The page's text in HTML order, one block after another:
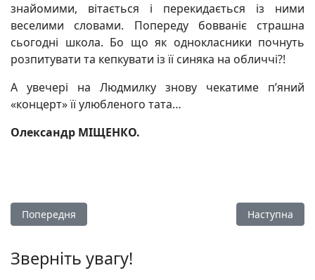
знайомими, вітається і перекидається із ними
веселими словами. Попереду бовваніє страшна
сьогодні школа. Бо що як однокласники почнуть
розпитувати та кепкувати із її синяка на обличчі?!
А увечері на Людмилку знову чекатиме п’яний
«концерт» її улюбленого тата…
Олександр МІЩЕНКО.
Попередня стаття: Баба Палажка
Попередня Наступна
Наступна
Зверніть увагу!